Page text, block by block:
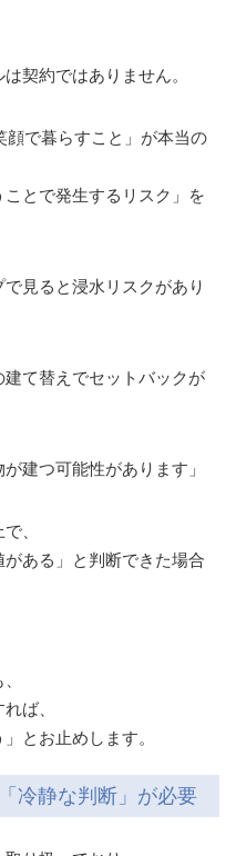
契約ではありません。
顔で暮らすこと」が本当の
とで発生するリスク」を
見ると浸水リスクがあり
建て替えでセットバックが
建つ可能性があります」
、
がある」と判断できた場合
ば、
とお止めします。
冷静な判断」が必要